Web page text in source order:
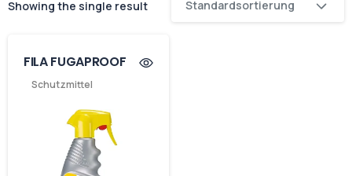
Showing the single result Standardsortierung
FILA FUGAPROOF
Schutzmittel